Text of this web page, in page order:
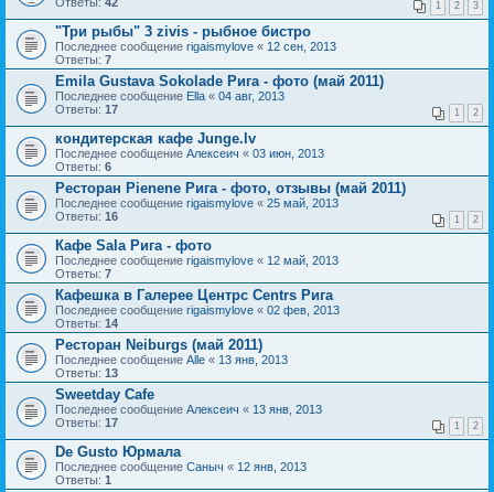
1 2 3
"Три рыбы" 3 zivis - рыбное бистро
Последнее сообщение rigaismylove « 12 сен, 2013
Ответы: 7
Emila Gustava Sokolade Рига - фото (май 2011)
Последнее сообщение Ella « 04 авг, 2013
Ответы: 17 1 2
кондитерская кафе Junge.lv
Последнее сообщение Алексеич « 03 июн, 2013
Ответы: 6
Ресторан Pienene Рига - фото, отзывы (май 2011)
Последнее сообщение rigaismylove « 25 май, 2013
Ответы: 16 1 2
Кафе Sala Рига - фото
Последнее сообщение rigaismylove « 12 май, 2013
Ответы: 7
Кафешка в Галерее Центрс Centrs Рига
Последнее сообщение rigaismylove « 02 фев, 2013
Ответы: 14
Ресторан Neiburgs (май 2011)
Последнее сообщение Alle « 13 янв, 2013
Ответы: 13
Sweetday Cafe
Последнее сообщение Алексеич « 13 янв, 2013
Ответы: 17 1 2
De Gusto Юрмала
Последнее сообщение Саныч « 12 янв, 2013
Ответы: 1